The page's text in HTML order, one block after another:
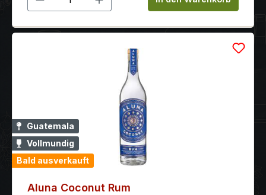
Guatemala
Vollmundig
Bald ausverkauft
Aluna Coconut Rum